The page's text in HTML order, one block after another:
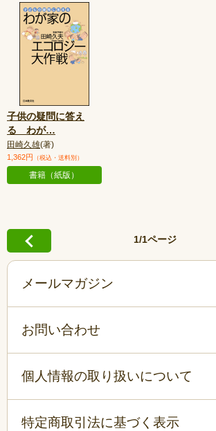
子供の疑問に答え
る わが…
田崎久雄(著)
1,362円 （税込・送料別）
書籍（紙版）
1/1ページ
メールマガジン
お問い合わせ
個人情報の取り扱いについて
特定商取引法に基づく表示